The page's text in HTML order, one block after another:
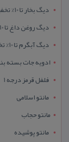
دیگ بخار تا 10% تخفیف
دیگ روغن داغ تا 10% تخفیف
دیگ آبگرم تا 10% تخفیف
ادویه جات بسته
فلفل قرمز درجه 1
مانتو اسلامی
مانتو حجاب
مانتو پوشیده